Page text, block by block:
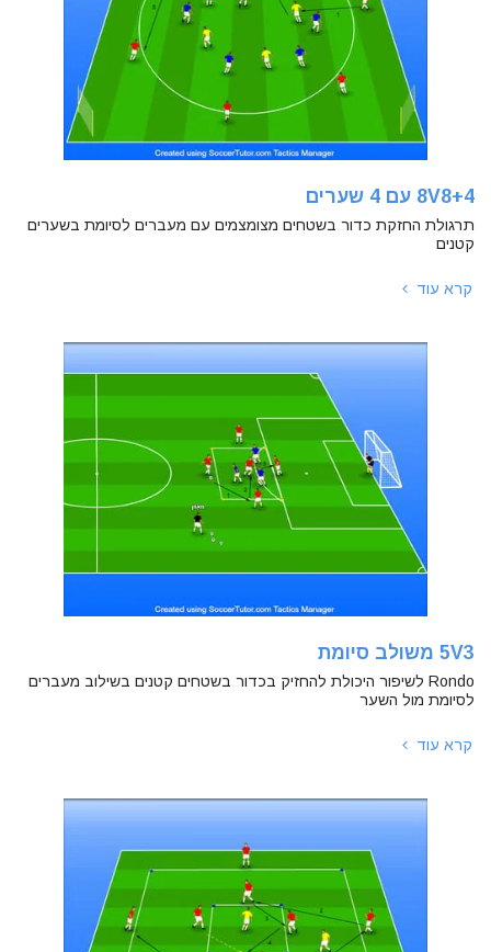
8V8+4 עם 4 שערים
תרגולת החזקת כדור בשטחים מצומצמים עם מעברים לסיומת בשערים
קטנים
קרא עוד
5V3 משולב סיומת
Rondo לשיפור היכולת להחזיק בכדור בשטחים קטנים בשילוב מעברים
לסיומת מול השער
קרא עוד